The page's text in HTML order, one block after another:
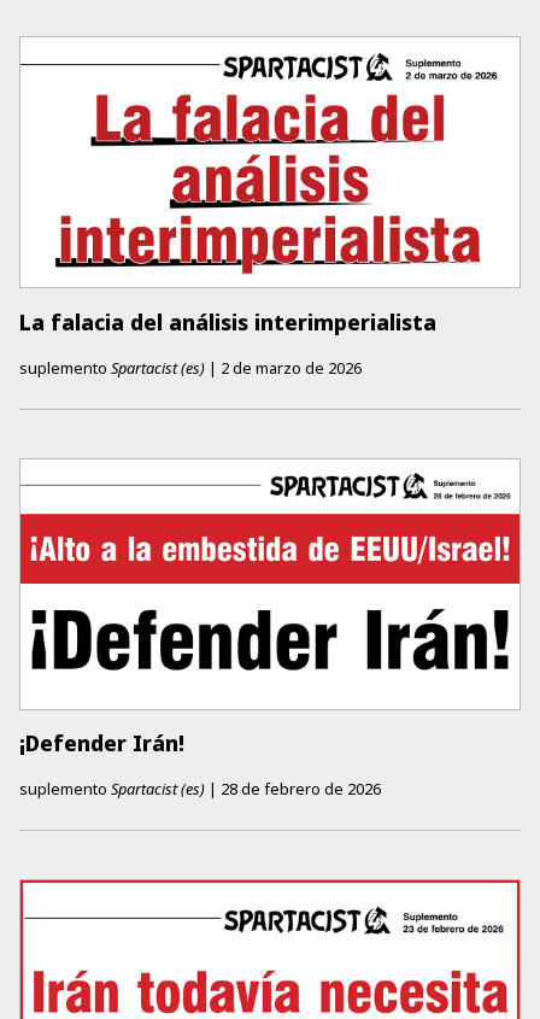
La falacia del análisis interimperialista
suplemento Spartacist (es) | 2 de marzo de 2026
¡Defender Irán!
suplemento Spartacist (es) | 28 de febrero de 2026